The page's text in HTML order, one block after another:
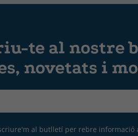
te al nostre
novetats i
al butlletí per rebre informació